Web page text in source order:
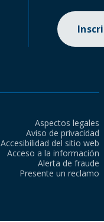
Aspectos legales
Aviso de privacidad
Accesibilidad del sitio web
Acceso a la información
Alerta de fraude
Presente un reclamo